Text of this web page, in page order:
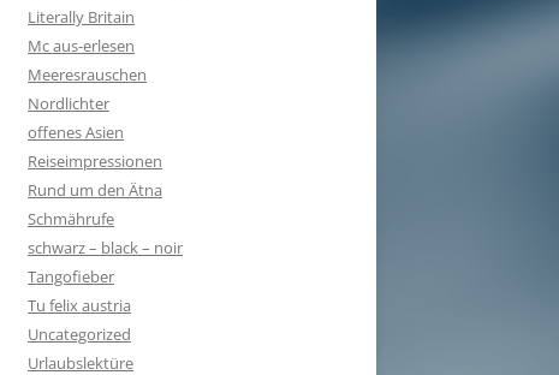
Literally Britain
Mc aus-erlesen
Meeresrauschen
Nordlichter
offenes Asien
Reiseimpressionen
Rund um den Ätna
Schmährufe
schwarz – black – noir
Tangofieber
Tu felix austria
Uncategorized
Urlaubslektüre